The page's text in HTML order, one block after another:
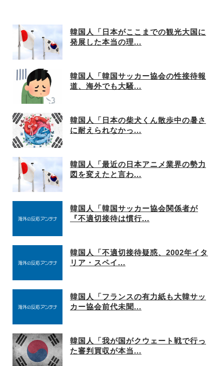
韓国人「日本がここまでの観光大国に
発展した本当の理...
韓国人「韓国サッカー協会の性接待報
道、海外でも大騒...
韓国人「日本の柴犬くん散歩中の暑さ
に耐えられなかっ...
韓国人「最近の日本アニメ業界の勢力
図を変えたと言わ...
韓国人「韓国サッカー協会関係者が
『不適切接待は慣行...
韓国人「不適切接待疑惑、2002年イタ
リア・スペイ...
韓国人「フランスの有力紙も大韓サッ
カー協会前代未聞...
韓国人「我が国がクウェート戦で行っ
た審判買収が本当...